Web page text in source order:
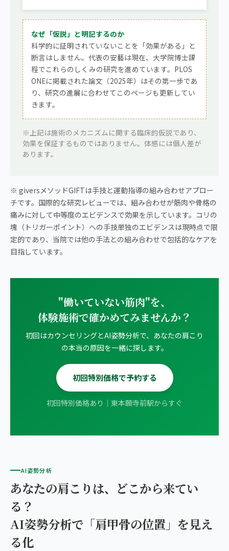
なぜ「仮説」と明記するのか
科学的に証明されていないことを「効果がある」と
断言はしません。代表の安藝は現在、大学院博士課
程でこれらのしくみの研究を進めています。PLOS
ONEに掲載された論文（2025年）はその第一歩であ
り、研究の進展に合わせてこのページも更新してい
きます。
※上記は施術のメカニズムに関する臨床的仮説であり、
効果を保証するものではありません。体感には個人差が
あります。
※ giversメソッドGIFTは手技と運動指導の組み合わせアプロー
チです。国際的な研究レビューでは、組み合わせが筋肉や骨格の
痛みに対して中等度のエビデンスで効果を示しています。コリの
塊（トリガーポイント）への手技単独のエビデンスは現時点で限
定的であり、当院では他の手法との組み合わせで包括的なケアを
目指しています。
"働いていない筋肉"を、
体験施術で確かめてみませんか？
初回はカウンセリングとAI姿勢分析で、あなたの肩こり
の本当の原因を一緒に探します。
初回特別価格で予約する
初回特別価格あり｜東本願寺前駅からすぐ
AI姿勢分析
あなたの肩こりは、どこから来てい
る？
AI姿勢分析で「肩甲骨の位置」を見え
る化